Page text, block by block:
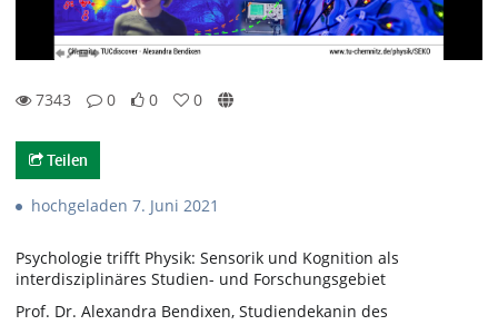
7343
0
0
0
Teilen
hochgeladen 7. Juni 2021
Psychologie trifft Physik: Sensorik und Kognition als
interdisziplinäres Studien- und Forschungsgebiet
Prof. Dr. Alexandra Bendixen, Studiendekanin des